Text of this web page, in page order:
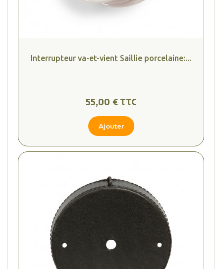
Interrupteur va-et-vient Saillie porcelaine:...
55,00 € TTC
Ajouter